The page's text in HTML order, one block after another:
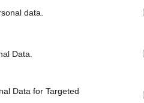
data.
Data.
Data for Targeted
00:02:33
Dunojaus vandens